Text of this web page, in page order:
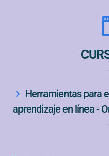
Herramientas para
aprendizaje en línea -